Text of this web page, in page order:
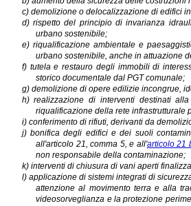
c) demolizione o delocalizzazione di edifici
d)rispetto del principio di invarianza
urbano sostenibile;
e) riqualificazione ambientale e
urbano sostenibile, anche in attuazione
f) tutela e restauro degli immobili di
storico documentale dal PGT comunale;
g) demolizione di opere edilizie incongrue,
h)realizzazione di interventi destinati
riqualificazione della rete infrastrutturale
i) conferimento di rifiuti, derivanti da
j)bonifica degli edifici e dei suoli
all'articolo 21, comma 5, e all'articolo 21
non responsabile della contaminazione;
k) interventi di chiusura di vani aperti
l) applicazione di sistemi integrati di
attenzione al movimento terra e alla
videosorveglianza e la protezione